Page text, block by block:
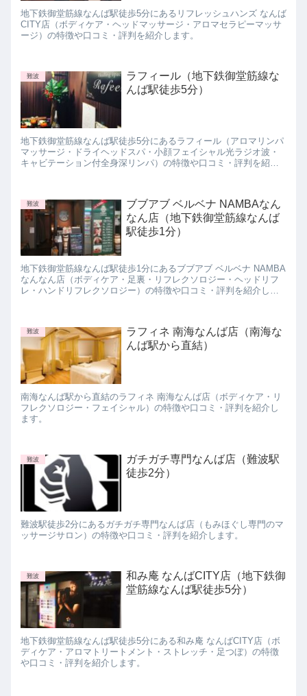
地下鉄御堂筋線なんば駅徒歩5分にあるリフレッシュハンズ なんば
CITY店（ボディケア・ヘッドマッサージ・アロマセラピーマッサ
ージ）の特徴や口コミ・評判を紹介します。
難波
ラフィール（地下鉄御堂筋線な
んば駅徒歩5分）
地下鉄御堂筋線なんば駅徒歩5分にあるラフィール（アロマリンパ
マッサージ・ドライヘッドスパ・小顔フェイシャル光ラジオ波・
キャビテーション付全身深リンパ）の特徴や口コミ・評判を紹介
難波
ブブアブ ベルベナ NAMBAなん
なん店（地下鉄御堂筋線なんば
駅徒歩1分）
地下鉄御堂筋線なんば駅徒歩1分にあるブブアブ ベルベナ NAMBA
なんなん店（ボディケア・足裏・リフレクソロジー・ヘッドリフ
レ・ハンドリフレクソロジー）の特徴や口コミ・評判を紹介しま
難波
ラフィネ 南海なんば店（南海な
んば駅から直結）
南海なんば駅から直結のラフィネ 南海なんば店（ボディケア・リ
フレクソロジー・フェイシャル）の特徴や口コミ・評判を紹介し
ます。
難波
ガチガチ専門なんば店（難波駅
徒歩2分）
難波駅徒歩2分にあるガチガチ専門なんば店（もみほぐし専門のマ
ッサージサロン）の特徴や口コミ・評判を紹介します。
難波
和み庵 なんばCITY店（地下鉄御
堂筋線なんば駅徒歩5分）
地下鉄御堂筋線なんば駅徒歩5分にある和み庵 なんばCITY店（ボ
ディケア・アロマトリートメント・ストレッチ・足つぼ）の特徴
や口コミ・評判を紹介します。